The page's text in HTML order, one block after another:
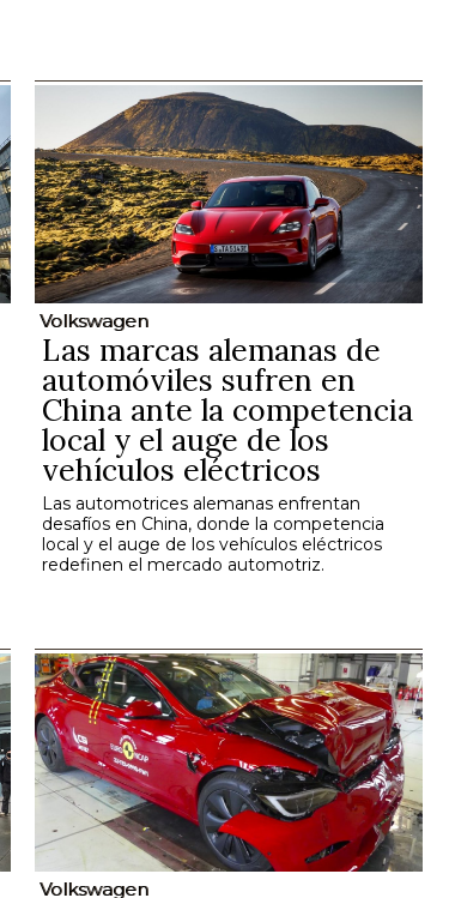
Volkswagen
Las marcas alemanas de
automóviles sufren en
China ante la competencia
local y el auge de los
vehículos eléctricos
Las automotrices alemanas enfrentan
desafíos en China, donde la competencia
local y el auge de los vehículos eléctricos
redefinen el mercado automotriz.
Volkswagen